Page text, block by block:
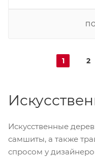
1 2
Искусственные
самшиты, а также
спросом у